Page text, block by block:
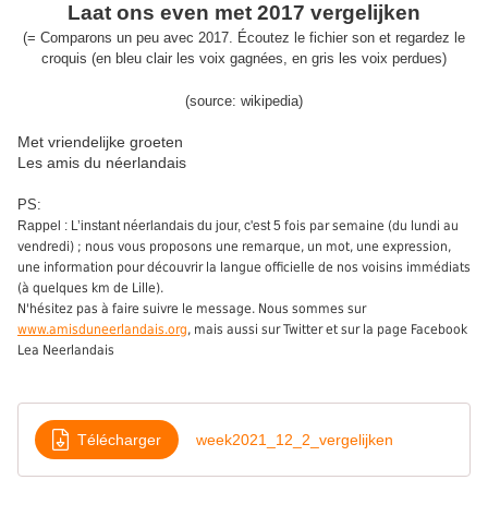
Laat ons even met 2017 vergelijken
(= Comparons un peu avec 2017. Écoutez le fichier son et regardez le
croquis (en bleu clair les voix gagnées, en gris les voix perdues)
(source: wikipedia)
Met vriendelijke groeten
Les amis du néerlandais
PS:
Rappel : L’instant néerlandais du jour, c'est 5 fois par semaine (du lundi au
vendredi) ; nous vous proposons une remarque, un mot, une expression,
une information pour découvrir la langue officielle de nos voisins immédiats
(à quelques km de Lille).
N'hésitez pas à faire suivre le message. Nous sommes sur
www.amisduneerlandais.org, mais aussi sur Twitter et sur la page Facebook
Lea Neerlandais
Télécharger week2021_12_2_vergelijken